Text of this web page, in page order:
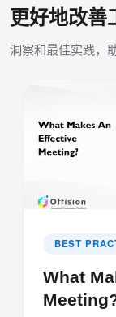
更好地改善
洞察和最佳实践，
BEST
What